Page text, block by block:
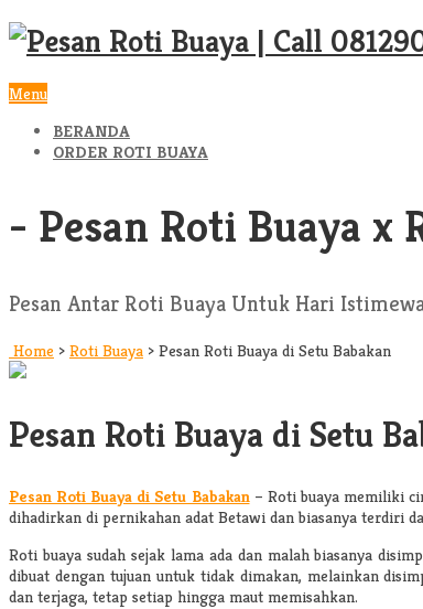
Menu
BERANDA
ORDER ROTI BUAYA
- Pesan Roti Buaya x
Pesan Antar Roti Buaya Untuk Hari
Home > Roti Buaya > Pesan Roti Buaya di Setu Babakan
Pesan Roti Buaya di Setu
Pesan Roti Buaya di Setu Babakan– Roti buaya memiliki
dihadirkan di pernikahan adat Betawi dan biasanya terdiri
Roti buaya sudah sejak lama ada dan malah biasanya
dibuat dengan tujuan untuk tidak dimakan, melainkan
dan terjaga, tetap setiap hingga maut memisahkan.